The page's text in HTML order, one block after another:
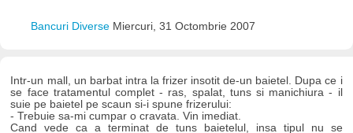
Bancuri Diverse Miercuri, 31 Octombrie 2007
Intr-un mall, un barbat intra la frizer insotit de-un baietel. Dupa ce i
se face tratamentul complet - ras, spalat, tuns si manichiura - il
suie pe baietel pe scaun si-i spune frizerului:
- Trebuie sa-mi cumpar o cravata. Vin imediat.
Cand vede ca a terminat de tuns baietelul, insa tipul nu se